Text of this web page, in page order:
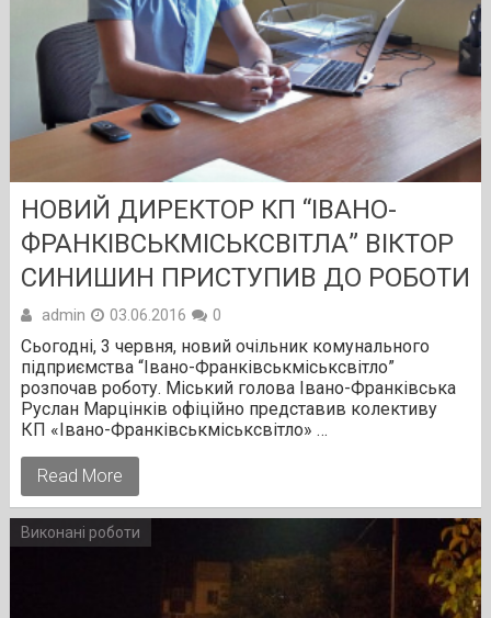
НОВИЙ ДИРЕКТОР КП “ІВАНО-
ФРАНКІВСЬКМІСЬКСВІТЛА” ВІКТОР
СИНИШИН ПРИСТУПИВ ДО РОБОТИ
admin 03.06.2016 0
Сьогодні, 3 червня, новий очільник комунального
підприємства “Івано-Франківськміськсвітло”
розпочав роботу. Міський голова Івано-Франківська
Руслан Марцінків офіційно представив колективу
КП «Івано-Франківськміськсвітло» …
Read More
Виконані роботи